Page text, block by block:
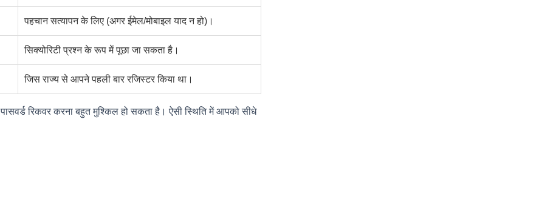
पहचान सत्यापन के लिए (अगर ईमेल/मोबाइल याद न हो)।
सिक्योरिटी प्रश्न के रूप में पूछा जा सकता है।
जिस राज्य से आपने पहली बार रजिस्टर किया था।
रिकवर करना बहुत मुश्किल हो सकता है। ऐसी स्थिति में आपको सीधे